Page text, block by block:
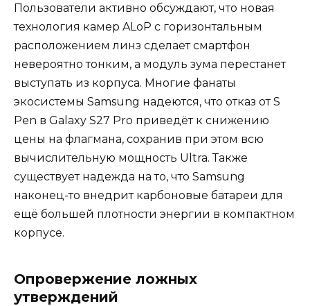
Пользователи активно обсуждают, что новая
технология камер ALoP с горизонтальным
расположением линз сделает смартфон
невероятно тонким, а модуль зума перестанет
выступать из корпуса. Многие фанаты
экосистемы Samsung надеются, что отказ от S
Pen в Galaxy S27 Pro приведёт к снижению
цены на флагмана, сохранив при этом всю
вычислительную мощность Ultra. Также
существует надежда на то, что Samsung
наконец-то внедрит карбоновые батареи для
ещё большей плотности энергии в компактном
корпусе.
Опровержение ложных
утверждений